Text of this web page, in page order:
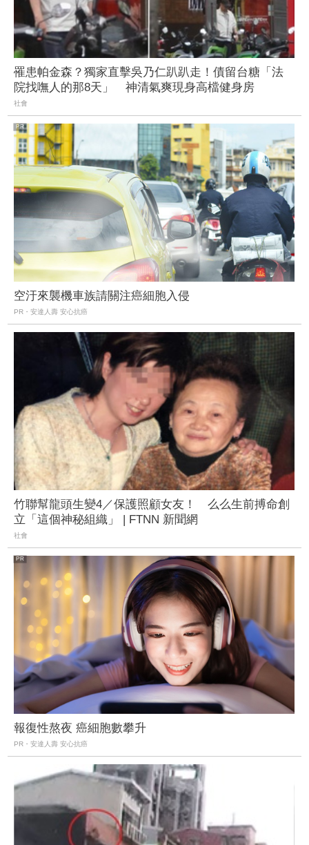
罹患帕金森？獨家直擊吳乃仁趴趴走！債留台糖「法
院找嘸人的那8天」 神清氣爽現身高檔健身房
社會
空汙來襲機車族請關注癌細胞入侵
PR・安達人壽 安心抗癌
竹聯幫龍頭生變4／保護照顧女友！ 么么生前搏命創
立「這個神秘組織」 | FTNN 新聞網
社會
報復性熬夜 癌細胞數攀升
PR・安達人壽 安心抗癌